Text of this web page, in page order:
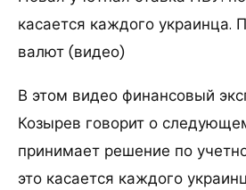
касается каждого украинца.
валют (видео)
В этом видео финансовый
Козырев говорит о
принимает решение по
это касается каждого